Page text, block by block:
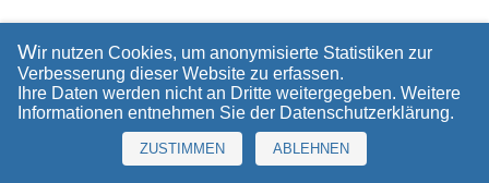
Wir nutzen Cookies, um anonymisierte Statistiken zur
Verbesserung dieser Website zu erfassen.
Ihre Daten werden nicht an Dritte weitergegeben. Weitere
Informationen entnehmen Sie der Datenschutzerklärung.
ZUSTIMMEN ABLEHNEN